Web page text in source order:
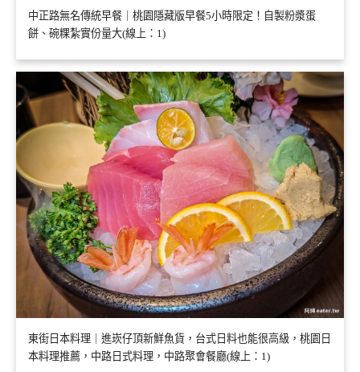
中正路無名傳統早餐｜桃園隱藏版早餐5小時限定！自製粉漿蛋
餅、碗粿紮實份量大(線上：1)
東街日本料理｜進崁仔頂新鮮魚貨，台式日料也能很高級，桃園日
本料理推薦，中路日式料理，中路聚會餐廳(線上：1)